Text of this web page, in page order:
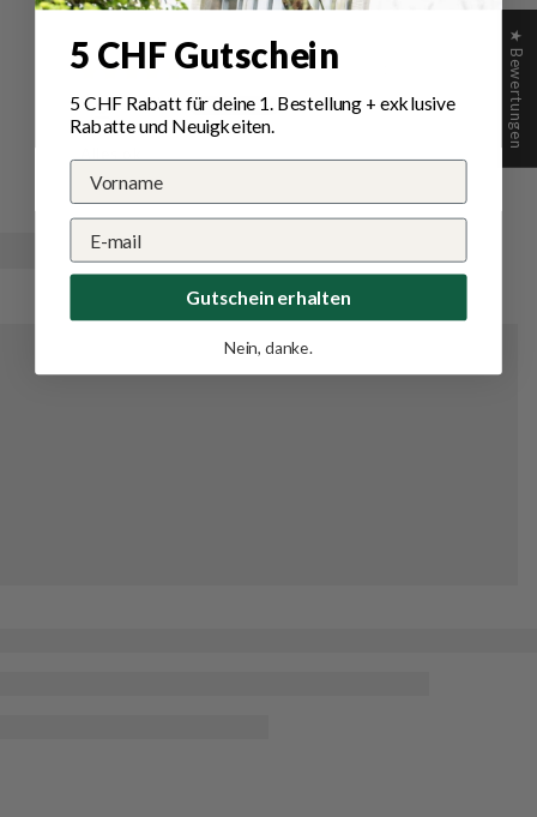
Miljan ★ Bewertungen
5 CHF Gutschein
5 CHF Rabatt für deine 1. Bestellung+ exklusive
Rabatte und Neuigkeiten.
Gutschein erhalten
Nein, danke.